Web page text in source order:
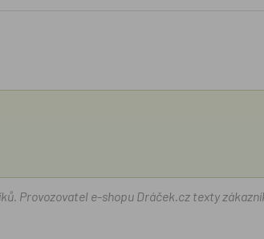
Provozovatel e-shopu Dráček.cz texty